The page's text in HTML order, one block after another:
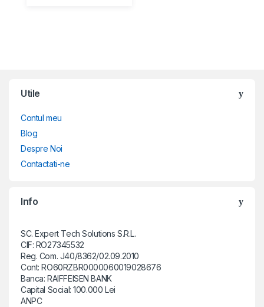
Utile
Contul meu
Blog
Despre Noi
Contactati-ne
Info
SC. Expert Tech Solutions S.R.L.
CIF: RO27345532
Reg. Com. J40/8362/02.09.2010
Cont: RO60RZBR0000060019028676
Banca: RAIFFEISEN BANK
Capital Social: 100.000 Lei
ANPC